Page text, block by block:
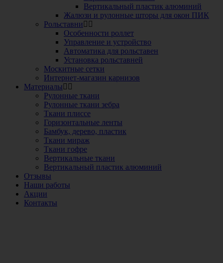
Вертикальный пластик алюминий
Жалюзи и рулонные шторы для окон ПИК
Рольставни
Особенности роллет
Управление и устройство
Автоматика для рольставен
Установка рольставней
Москитные сетки
Интернет-магазин карнизов
Материалы
Рулонные ткани
Рулонные ткани зебра
Ткани плиссе
Горизонтальные ленты
Бамбук, дерево, пластик
Ткани мираж
Ткани гофре
Вертикальные ткани
Вертикальный пластик алюминий
Отзывы
Наши работы
Акции
Контакты